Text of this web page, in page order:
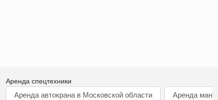
Аренда спецтехники
Аренда автокрана в Московской области Аренда